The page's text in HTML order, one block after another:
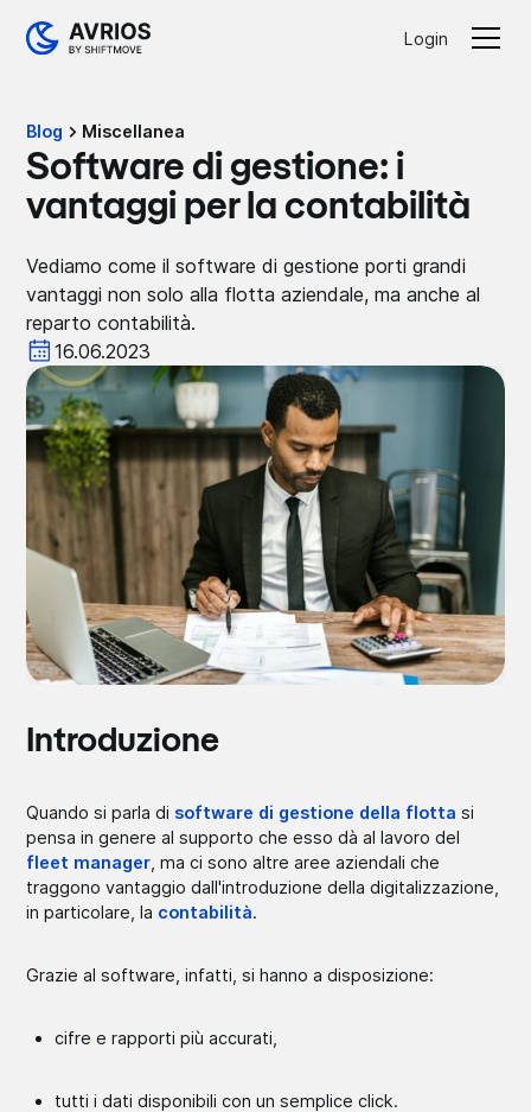
Login
Blog Miscellanea
Software di gestione: i
vantaggi per la contabilità
Vediamo come il software di gestione porti grandi
vantaggi non solo alla flotta aziendale, ma anche al
reparto contabilità.
16.06.2023
Introduzione
Quando si parla di software di gestione della flotta si
pensa in genere al supporto che esso dà al lavoro del
fleet manager , ma ci sono altre aree aziendali che
traggono vantaggio dall'introduzione della digitalizzazione,
in particolare, la contabilità.
Grazie al software, infatti, si hanno a disposizione:
cifre e rapporti più accurati,
tutti i dati disponibili con un semplice click.